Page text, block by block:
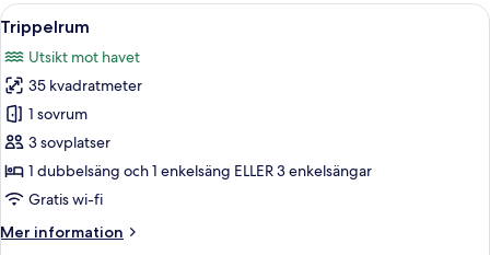
Öppna
alla
foton
för
Trippelrum
Ett hotellrum med två sängar, en
8
Trippelrum
Utsikt mot havet
35 kvadratmeter
1 sovrum
3 sovplatser
1 dubbelsäng och 1 enkelsäng ELLER 3 enkelsängar
Gratis wi-fi
Mer information
Mer